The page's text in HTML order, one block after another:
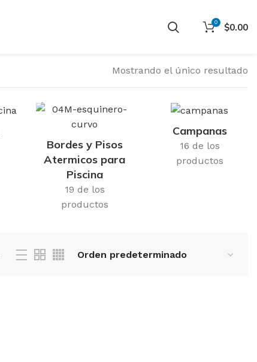
0 $0.00
Mostrando el único resultado
Bordes y Pisos
Atermicos para
Piscina
19 de los
productos
Campanas
16 de los
productos